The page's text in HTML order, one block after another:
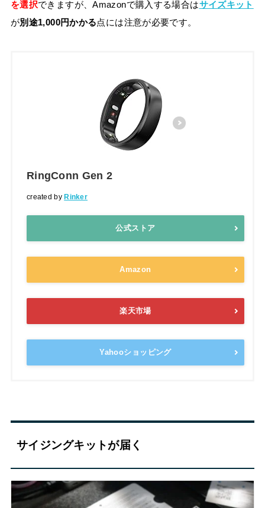
を選択できますが、Amazonで購入する場合はサイズキット
が別途1,000円かかる点には注意が必要です。
RingConn Gen 2
created by Rinker
公式ストア
Amazon
楽天市場
Yahooショッピング
サイジングキットが届く